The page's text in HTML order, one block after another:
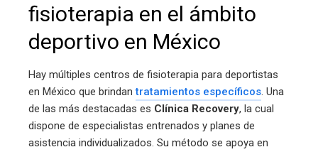
fisioterapia en el ámbito
deportivo en México
Hay múltiples centros de fisioterapia para deportistas
en México que brindantratamientos específicos. Una
de las más destacadas es Clínica Recovery, la cual
dispone de especialistas entrenados y planes de
asistencia individualizados. Su método se apoya en